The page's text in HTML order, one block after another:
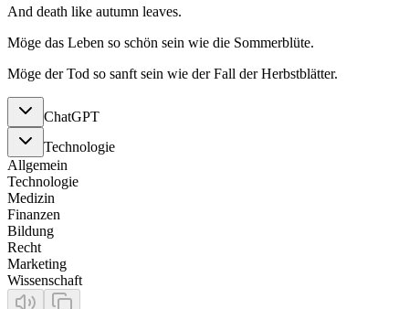
And death like autumn leaves.
Möge das Leben so schön sein wie die Sommerblüte.
Möge der Tod so sanft sein wie der Fall der Herbstblätter.
ChatGPT
Technologie
Allgemein
Technologie
Medizin
Finanzen
Bildung
Recht
Marketing
Wissenschaft